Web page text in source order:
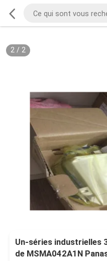
2/ 2
Un-séries industrielles
de MSMA042A1N